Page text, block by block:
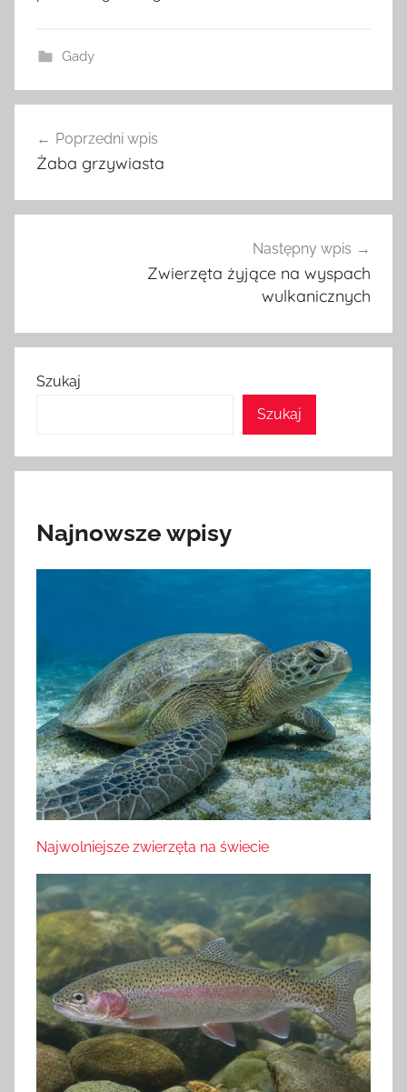
Gady
wpisu
Poprzedni wpis
Żaba grzywiasta
Następny wpis
Zwierzęta żyjące na wyspach
wulkanicznych
Szukaj
Szukaj
Najnowsze wpisy
Najwolniejsze zwierzęta na świecie